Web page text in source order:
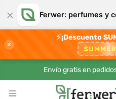
× Ferwer: perfumes y
×
⚡¡Descuento
SUMMER
Envío gratis en